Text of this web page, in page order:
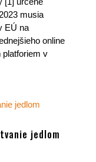
musia
EÚ na
online
platforiem v
jedlom